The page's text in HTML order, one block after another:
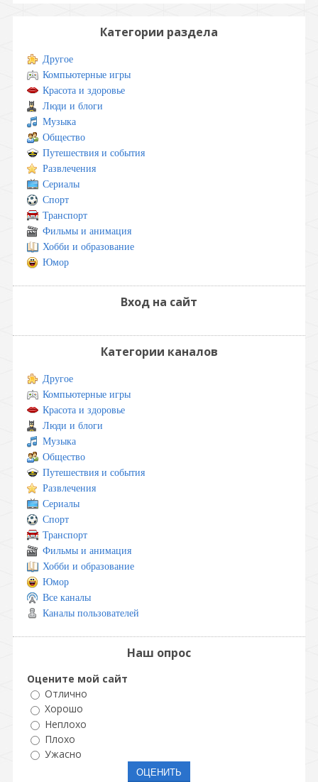
Категории раздела
Другое
Компьютерные игры
Красота и здоровье
Люди и блоги
Музыка
Общество
Путешествия и события
Развлечения
Сериалы
Спорт
Транспорт
Фильмы и анимация
Хобби и образование
Юмор
Вход на сайт
Категории каналов
Другое
Компьютерные игры
Красота и здоровье
Люди и блоги
Музыка
Общество
Путешествия и события
Развлечения
Сериалы
Спорт
Транспорт
Фильмы и анимация
Хобби и образование
Юмор
Все каналы
Каналы пользователей
Наш опрос
Оцените мой сайт
Отлично
Хорошо
Неплохо
Плохо
Ужасно